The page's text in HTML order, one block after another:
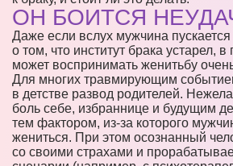
ОН БОИТСЯ
Даже если вслух мужчина
о том, что институт брака устарел,
может воспринимать женитьбу
Для многих травмирующим
в детстве развод родителей.
боль себе, избраннице и будущим
тем фактором, из-за которого
жениться. При этом осознанный
со своими страхами и